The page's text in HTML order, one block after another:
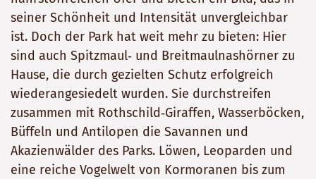
seiner Schönheit und Intensität unvergleichbar
ist. Doch der Park hat weit mehr zu bieten: Hier
sind auch Spitzmaul‑ und Breitmaulnashörner zu
Hause, die durch gezielten Schutz erfolgreich
wiederangesiedelt wurden. Sie durchstreifen
zusammen mit Rothschild‑Giraffen, Wasserböcken,
Büffeln und Antilopen die Savannen und
Akazienwälder des Parks. Löwen, Leoparden und
eine reiche Vogelwelt von Kormoranen bis zum